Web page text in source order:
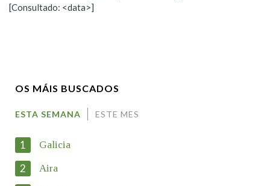
Observación
Enderezo electrónico
[Consultado: <data>]
OS MÁIS BUSCADOS
ESTA SEMANA ESTE MES
1 Galicia
2 Aira